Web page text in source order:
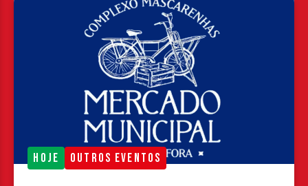
HOJE OUTROS EVENTOS